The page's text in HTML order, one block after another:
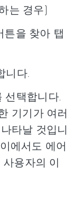
는 경우)
튼을 찾아 탭
니다.
택합니다.
기기가 여러
타날 것입니
에서도 에어
용자의 이